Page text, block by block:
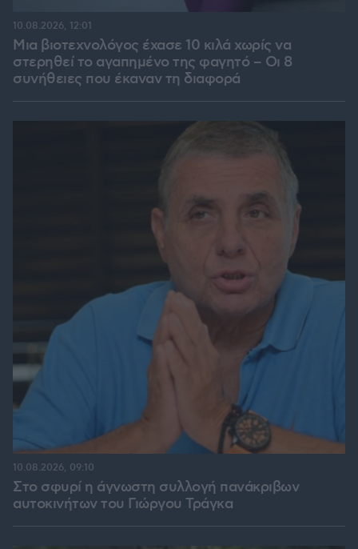
Μια βιοτεχνολόγος έχασε 10 κιλά χωρίς να
στερηθεί το αγαπημένο της φαγητό – Οι 8
συνήθειες που έκαναν τη διαφορά
10.08.2026, 12:01
Στο σφυρί η άγνωστη συλλογή πανάκριβων
αυτοκινήτων του Γιώργου Τράγκα
10.08.2026, 09:10